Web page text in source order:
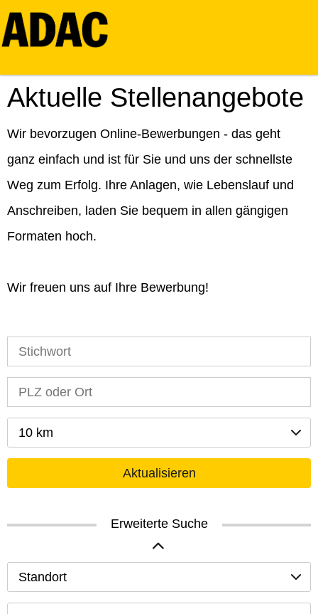
Aktuelle Stellenangebote
Wir bevorzugen Online-Bewerbungen - das geht
ganz einfach und ist für Sie und uns der schnellste
Weg zum Erfolg. Ihre Anlagen, wie Lebenslauf und
Anschreiben, laden Sie bequem in allen gängigen
Formaten hoch.
Wir freuen uns auf Ihre Bewerbung!
10 km
Aktualisieren
Erweiterte Suche
Standort